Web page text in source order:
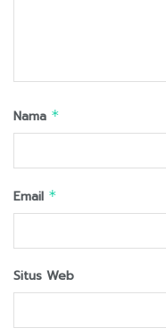
Nama *
Email *
Situs Web